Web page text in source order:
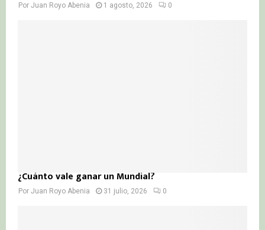
Por Juan Royo Abenia 1 agosto, 2026 0
¿Cuánto vale ganar un Mundial?
Por Juan Royo Abenia 31 julio, 2026 0